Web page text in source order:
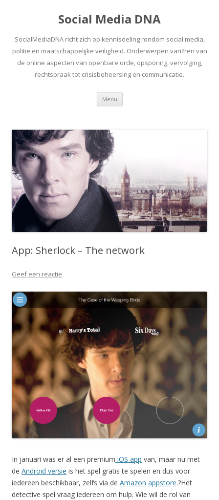
Social Media DNA
SocialMediaDNA richt zich op kennisdeling rondom social media,
politie en maatschappelijke veiligheid. Onderwerpen vari?ren van
de online aspecten van openbare orde, opsporing, vervolging,
rechtspraak tot crisisbeheersing en communicatie.
Menu Spring
inhoud
App: Sherlock – The network
Geef een reactie
In januari was er al een premium iOS app van, maar nu met
de Android versie is het spel gratis te spelen en dus voor
iedereen beschikbaar, zelfs via de Amazon appstore.?Het
detective spel vraag iedereen om hulp. Wie wil de rol van